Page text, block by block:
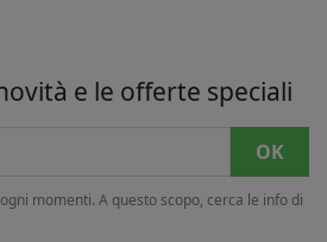
e le offerte speciali
momenti. A questo scopo, cerca le info di